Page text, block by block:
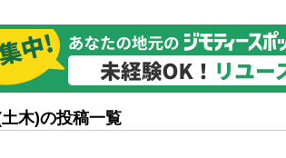
木)の投稿一覧